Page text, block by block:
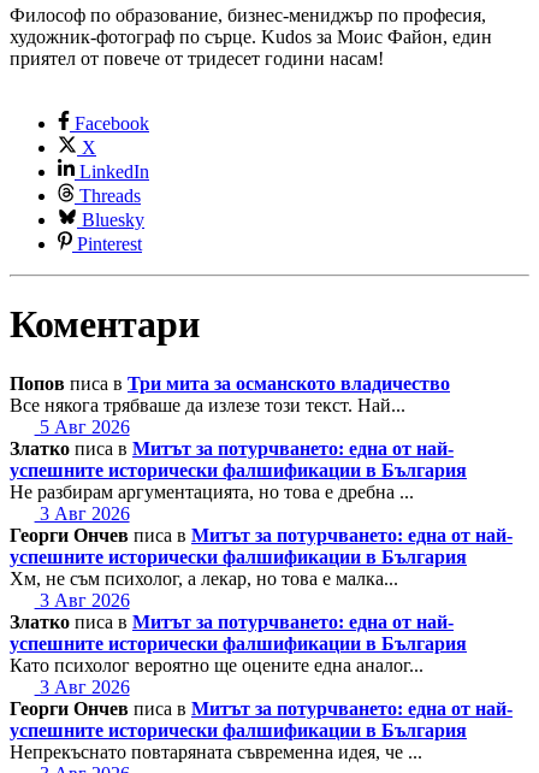
Философ по образование, бизнес-мениджър по професия,
художник-фотограф по сърце. Kudos за Моис Файон, един
приятел от повече от тридесет години насам!
Facebook
X
LinkedIn
Threads
Bluesky
Pinterest
Коментари
Попов писа в Три мита за османското владичество
Все някога трябваше да излезе този текст. Най...
5 Авг 2026
Златко писа в Митът за потурчването: една от най-
успешните исторически фалшификации в България
Не разбирам аргументацията, но това е дребна ...
3 Авг 2026
Георги Ончев писа в Митът за потурчването: една от най-
успешните исторически фалшификации в България
Хм, не съм психолог, а лекар, но това е малка...
3 Авг 2026
Златко писа в Митът за потурчването: една от най-
успешните исторически фалшификации в България
Като психолог вероятно ще оцените една аналог...
3 Авг 2026
Георги Ончев писа в Митът за потурчването: една от най-
успешните исторически фалшификации в България
Непрекъснато повтаряната съвременна идея, че ...